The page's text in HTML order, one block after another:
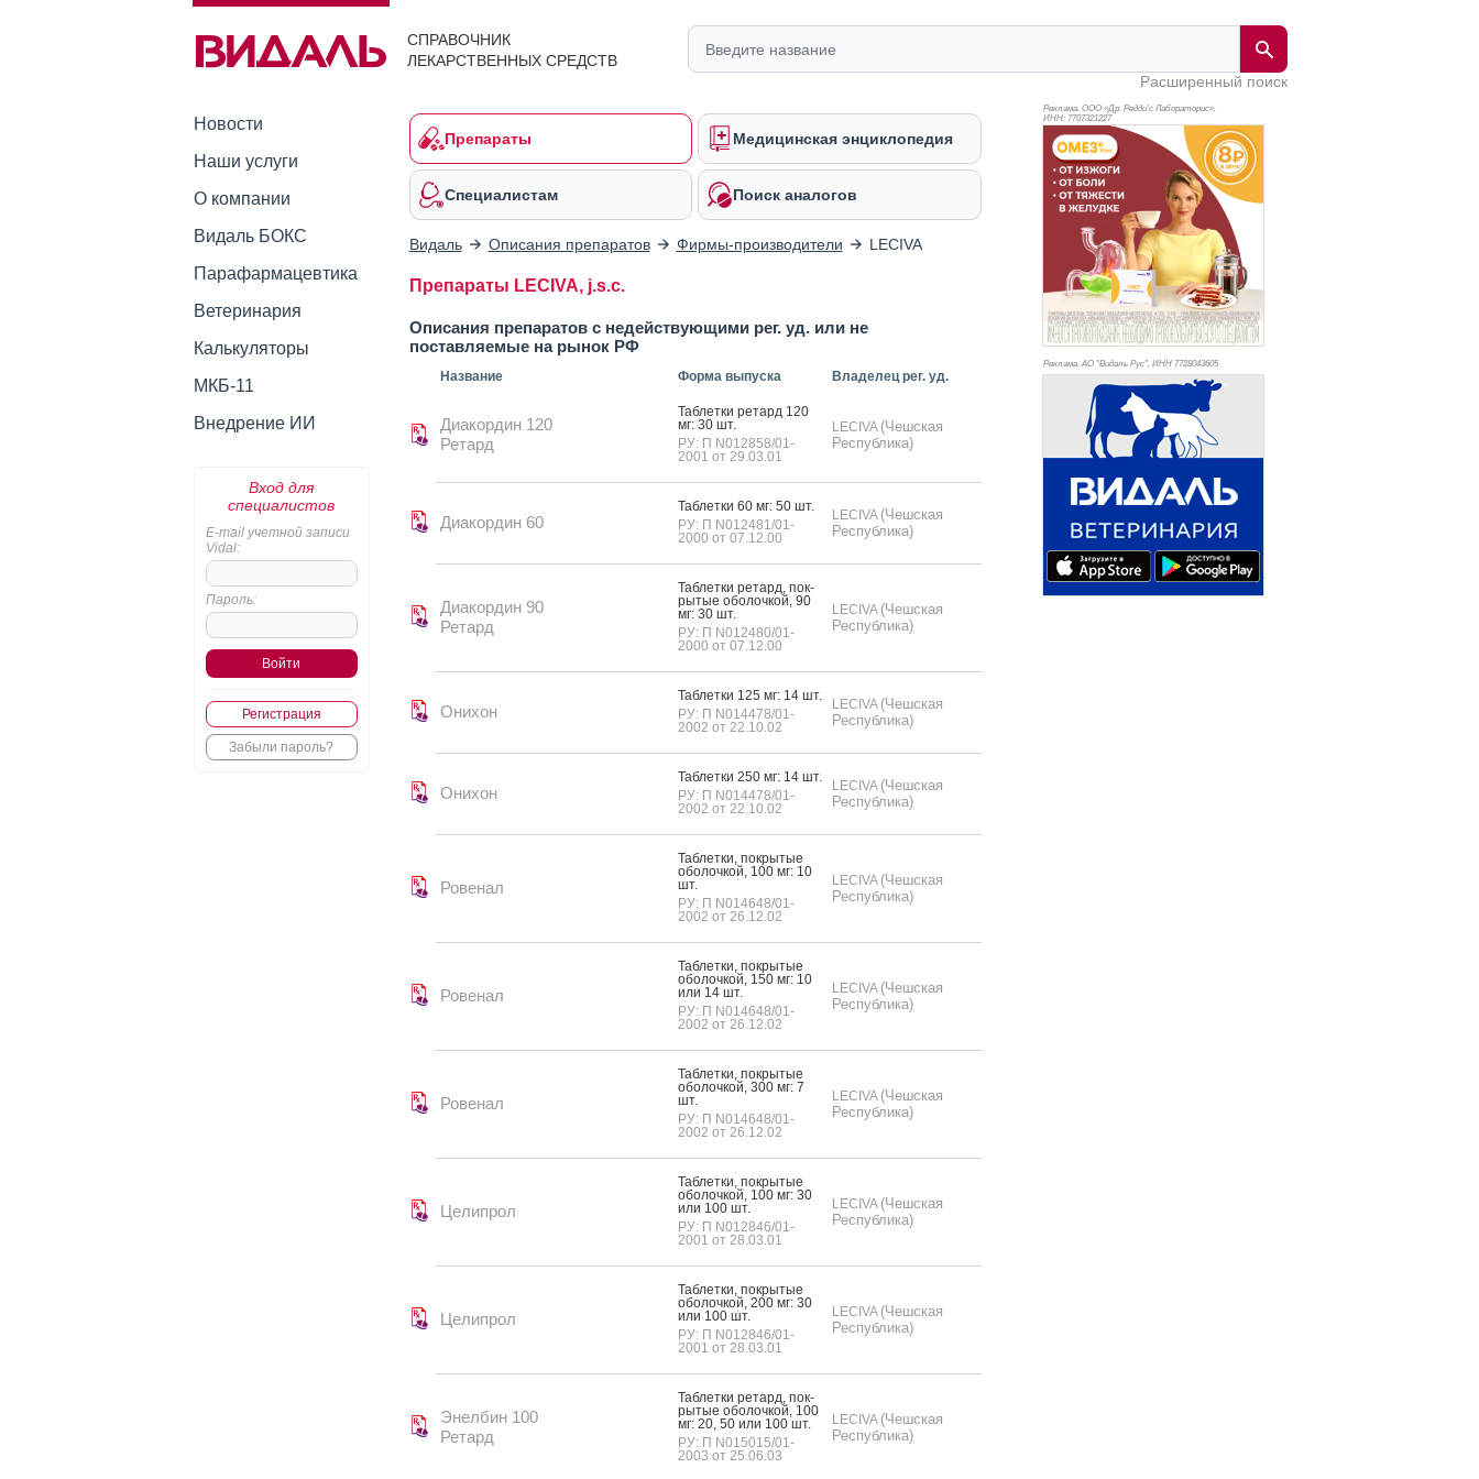
СПРАВОЧНИК
ЛЕКАРСТВЕННЫХ СРЕДСТВ
Расширенный поиск
Новости
Наши услуги
О компании
Видаль БОКС
Парафармацевтика
Ветеринария
Калькуляторы
МКБ-11
Внедрение ИИ
Вход для
специалистов
E-mail учетной записи
Vidal:
Пароль:
Регистрация
Забыли пароль?
Препараты Медицинская энциклопедия
Специалистам Поиск аналогов
Видаль Описания препаратов Фирмы-производители LECIVA
Препараты LECIVA, j.s.c.
Описания препаратов с недействующими рег. уд. или не
поставляемые на рынок РФ
Название Форма выпуска Владелец рег. уд.
Диакордин 120
Ретард
Таб­летки ре­тард 120
мг: 30 шт.
РУ: П N012858/01-
2001 от 29.03.01
LECIVA (Чешская
Республика)
Диакордин 60
Таб­летки 60 мг: 50 шт.
РУ: П N012481/01-
2000 от 07.12.00
LECIVA (Чешская
Республика)
Диакордин 90
Ретард
Таб­летки ре­тард, пок­
ры­тые обо­лоч­кой, 90
мг: 30 шт.
РУ: П N012480/01-
2000 от 07.12.00
LECIVA (Чешская
Республика)
Онихон
Таб­летки 125 мг: 14 шт.
РУ: П N014478/01-
2002 от 22.10.02
LECIVA (Чешская
Республика)
Онихон
Таб­летки 250 мг: 14 шт.
РУ: П N014478/01-
2002 от 22.10.02
LECIVA (Чешская
Республика)
Ровенал
Таб­летки, пок­ры­тые
обо­лоч­кой, 100 мг: 10
шт.
РУ: П N014648/01-
2002 от 26.12.02
LECIVA (Чешская
Республика)
Ровенал
Таб­летки, пок­ры­тые
обо­лоч­кой, 150 мг: 10
или 14 шт.
РУ: П N014648/01-
2002 от 26.12.02
LECIVA (Чешская
Республика)
Ровенал
Таб­летки, пок­ры­тые
обо­лоч­кой, 300 мг: 7
шт.
РУ: П N014648/01-
2002 от 26.12.02
LECIVA (Чешская
Республика)
Целипрол
Таб­летки, пок­ры­тые
обо­лоч­кой, 100 мг: 30
или 100 шт.
РУ: П N012846/01-
2001 от 28.03.01
LECIVA (Чешская
Республика)
Целипрол
Таб­летки, пок­ры­тые
обо­лоч­кой, 200 мг: 30
или 100 шт.
РУ: П N012846/01-
2001 от 28.03.01
LECIVA (Чешская
Республика)
Энелбин 100
Ретард
Таб­летки ре­тард, пок­
ры­тые обо­лоч­кой, 100
мг: 20, 50 или 100 шт.
РУ: П N015015/01-
2003 от 25.06.03
LECIVA (Чешская
Республика)
Реклама. ООО «Др. Редди’с Лабораторис»,
ИНН: 7707321227
Реклама. АО "Видаль Рус", ИНН 7728043605